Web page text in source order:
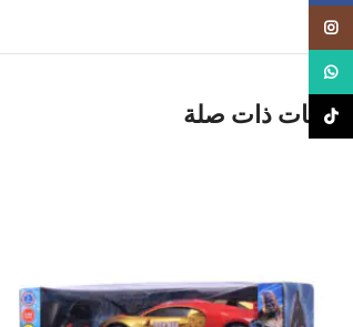
منتجات ذات صلة
TikTok